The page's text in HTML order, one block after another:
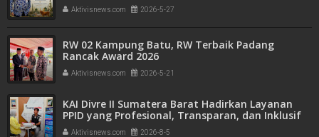
Aktivisnews.com 2026-5-27
RW 02 Kampung Batu, RW Terbaik Padang
Rancak Award 2026
Aktivisnews.com 2026-5-21
KAI Divre II Sumatera Barat Hadirkan Layanan
PPID yang Profesional, Transparan, dan Inklusif
untuk Mempermudah Akses Informasi Publik
Aktivisnews.com 2026-8-5